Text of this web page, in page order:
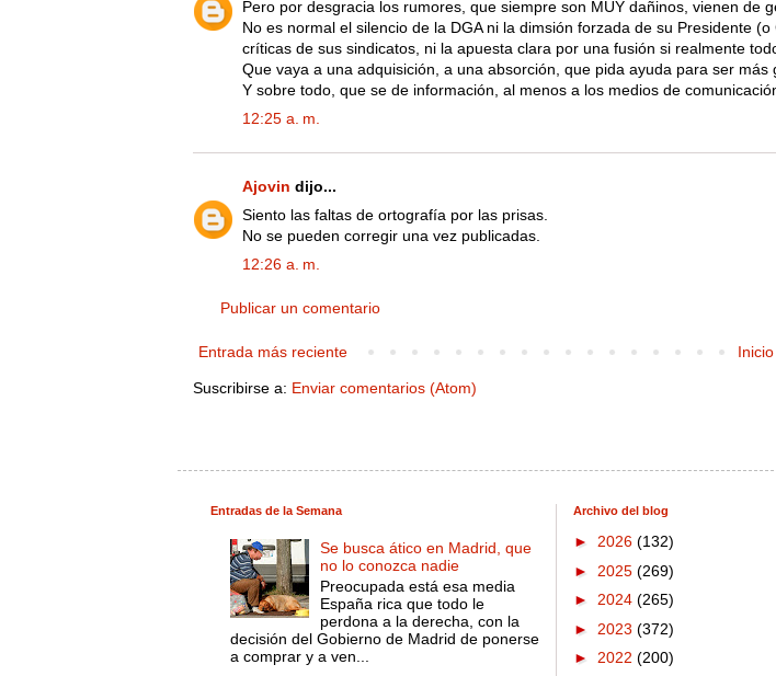
Pero por desgracia los rumores, que siempre son MUY dañinos, vienen de
No es normal el silencio de la DGA ni la dimsión forzada de su Presidente
críticas de sus sindicatos, ni la apuesta clara por una fusión si realmente
Que vaya a una adquisición, a una absorción, que pida ayuda para ser
Y sobre todo, que se de información, al menos a los medios de
12:25 a. m.
Ajovin dijo...
Siento las faltas de ortografía por las prisas.
No se pueden corregir una vez publicadas.
12:26 a. m.
Publicar un comentario
Entrada más reciente Inicio
Suscribirse a: Enviar comentarios (Atom)
Entradas de la Semana
Se busca ático en Madrid, que
no lo conozca nadie
Preocupada está esa media
España rica que todo le
perdona a la derecha, con la
decisión del Gobierno de Madrid de ponerse
a comprar y a ven...
Archivo del blog
► 2026 (132)
► 2025 (269)
► 2024 (265)
► 2023 (372)
► 2022 (200)